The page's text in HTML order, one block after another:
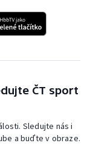
ČT sport
Sledujte nás i
a buďte v obraze.